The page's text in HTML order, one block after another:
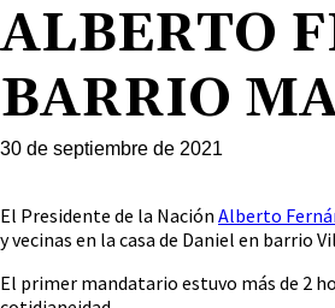
ALBERTO
BARRIO
30 de septiembre de 2021
El Presidente de la Nación Alberto
y vecinas en la casa de Daniel en barrio
El primer mandatario estuvo más de 2